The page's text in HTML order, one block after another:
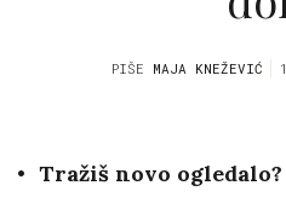
PIŠE MAJA KNEŽEVIĆ
Tražiš novo ogledalo?